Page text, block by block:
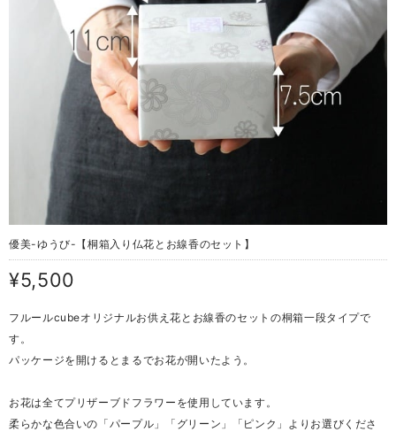
優美-ゆうび-【桐箱入り仏花とお線香のセット】
¥5,500
フルールcubeオリジナルお供え花とお線香のセットの桐箱一段タイプで
す。
パッケージを開けるとまるでお花が開いたよう。
お花は全てプリザーブドフラワーを使用しています。
柔らかな色合いの「パープル」「グリーン」「ピンク」よりお選びくださ